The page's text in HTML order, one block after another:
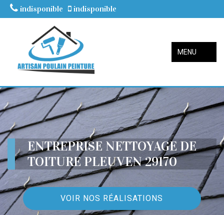
indisponible indisponible
MENU
ENTREPRISE NETTOYAGE DE
TOITURE PLEUVEN 29170
VOIR NOS RÉALISATIONS